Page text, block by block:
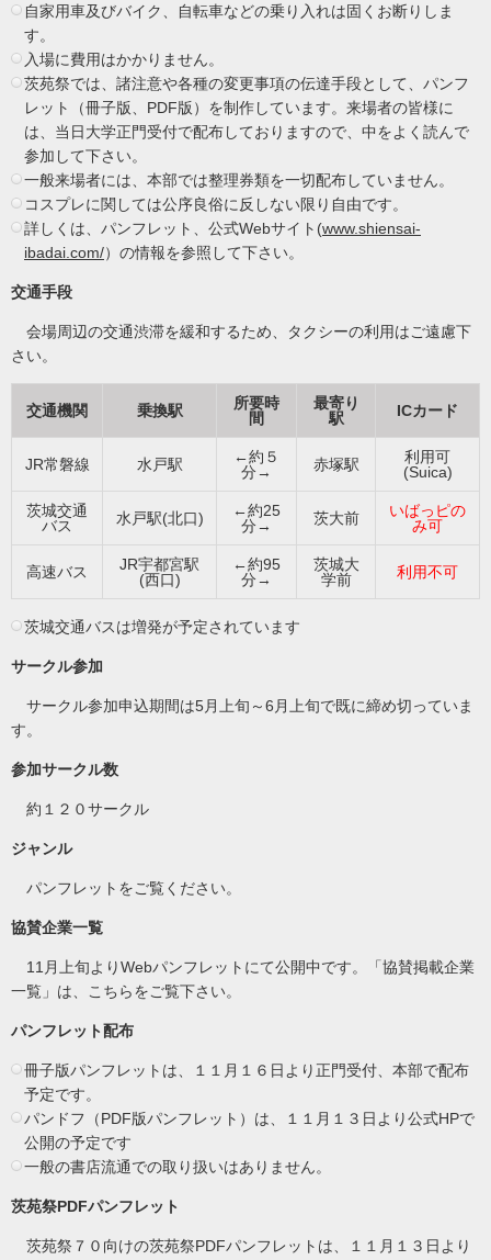
自家用車及びバイク、自転車などの乗り入れは固くお断りしま
す。
入場に費用はかかりません。
茨苑祭では、諸注意や各種の変更事項の伝達手段として、パンフ
レット（冊子版、PDF版）を制作しています。来場者の皆様に
は、当日大学正門受付で配布しておりますので、中をよく読んで
参加して下さい。
一般来場者には、本部では整理券類を一切配布していません。
コスプレに関しては公序良俗に反しない限り自由です。
詳しくは、パンフレット、公式Webサイト(www.shiensai-
ibadai.com/）の情報を参照して下さい。
交通手段
会場周辺の交通渋滞を緩和するため、タクシーの利用はご遠慮下
さい。
交通機関 乗換駅
所要時
間
最寄り
駅
ICカード
JR常磐線 水戸駅
←約５
分→
赤塚駅
利用可
(Suica)
茨城交通
バス
水戸駅(北口)
←約25
分→
茨大前
いばっピの
み可
高速バス
JR宇都宮駅
(西口)
←約95
分→
茨城大
学前
利用不可
茨城交通バスは増発が予定されています
サークル参加
サークル参加申込期間は5月上旬～6月上旬で既に締め切っていま
す。
参加サークル数
約１２０サークル
ジャンル
パンフレットをご覧ください。
協賛企業一覧
11月上旬よりWebパンフレットにて公開中です。「協賛掲載企業
一覧」は、こちらをご覧下さい。
パンフレット配布
冊子版パンフレットは、１１月１６日より正門受付、本部で配布
予定です。
パンドフ（PDF版パンフレット）は、１１月１３日より公式HPで
公開の予定です
一般の書店流通での取り扱いはありません。
茨苑祭PDFパンフレット
茨苑祭７０向けの茨苑祭PDFパンフレットは、１１月１３日より